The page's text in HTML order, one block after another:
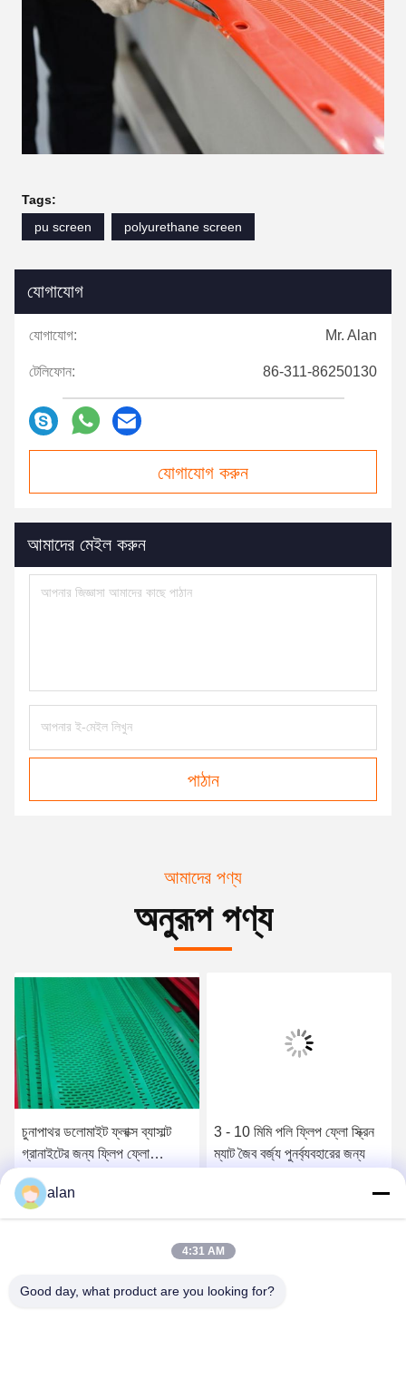
Tags:
pu screen
polyurethane screen
যোগাযোগ
যোগাযোগ: Mr. Alan
টেলিফোন: 86-311-86250130
যোগাযোগ করুন
আমাদের মেইল ​​করুন
পাঠান
আমাদের পণ্য
অনুরূপ পণ্য
চুনাপাথর ডলোমাইট ফ্লাক্স ব্যাসাল্ট
গ্রানাইটের জন্য ফ্লিপ ফ্লো
পলিউরেথেন স্ক্রীন ম্যাট
3 - 10 মিমি পলি ফ্লিপ ফ্লো স্ক্রিন
ম্যাট জৈব বর্জ্য পুনর্ব্যবহারের জন্য
alan
4:31 AM
Good day, what product are you looking for?